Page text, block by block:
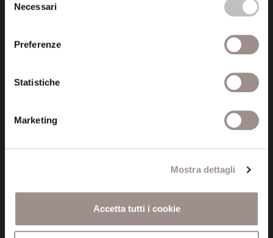
delNecessari
Preferenze
Statistiche
Marketing
Mostra dettagli
Accetta tutti i cookie
fondazionecollegiosancarlo@legalmail.it
Informazioni